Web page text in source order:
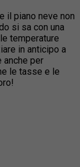
il piano neve non
si sa con una
temperature
in anticipo a
anche per
le tasse e le